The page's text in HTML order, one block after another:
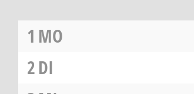
1 MO
2DI